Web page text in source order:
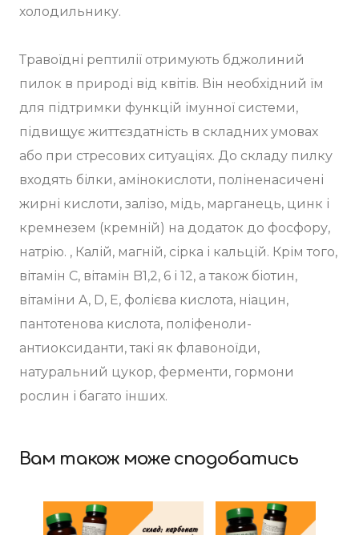
холодильнику.
Травоїдні рептилії отримують бджолиний
пилок в природі від квітів. Він необхідний їм
для підтримки функцій імунної системи,
підвищує життєздатність в складних умовах
або при стресових ситуаціях. До складу пилку
входять білки, амінокислоти, поліненасичені
жирні кислоти, залізо, мідь, марганець, цинк і
кремнезем (кремній) на додаток до фосфору,
натрію. , Калій, магній, сірка і кальцій. Крім того,
вітамін C, вітамін B1,2, 6 і 12, а також біотин,
вітаміни A, D, E, фолієва кислота, ніацин,
пантотенова кислота, поліфеноли-
антиоксиданти, такі як флавоноїди,
натуральний цукор, ферменти, гормони
рослин і багато інших.
Вам також може сподобатись